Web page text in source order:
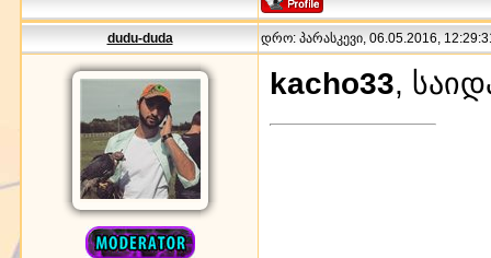
dudu-duda დრო: პარასკევი, 06.05.2016,
kacho33,